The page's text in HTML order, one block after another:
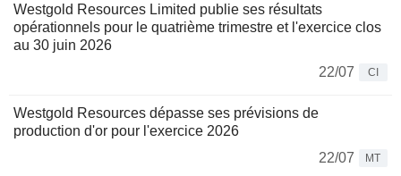
Westgold Resources Limited publie ses résultats
opérationnels pour le quatrième trimestre et l'exercice clos
au 30 juin 2026
22/07
CI
Westgold Resources dépasse ses prévisions de
production d'or pour l'exercice 2026
22/07
MT